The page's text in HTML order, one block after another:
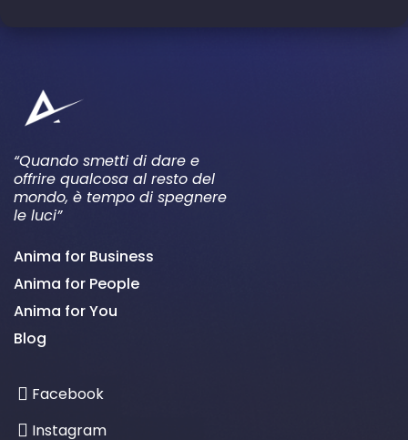
“Quando smetti di dare e
offrire qualcosa al resto del
mondo, è tempo di spegnere
le luci”
Anima for Business
Anima for People
Anima for You
Blog
Facebook
Instagram